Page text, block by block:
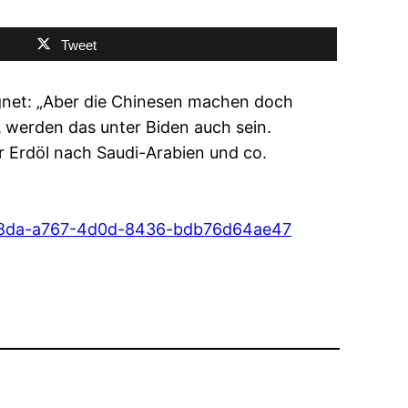
Tweet
„Aber die Chinesen machen doch
das unter Biden auch sein.
nach Saudi-Arabien und co.
a767-4d0d-8436-bdb76d64ae47